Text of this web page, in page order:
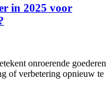
in 2025 voor
onroerende goederen
of verbetering opnieuw te